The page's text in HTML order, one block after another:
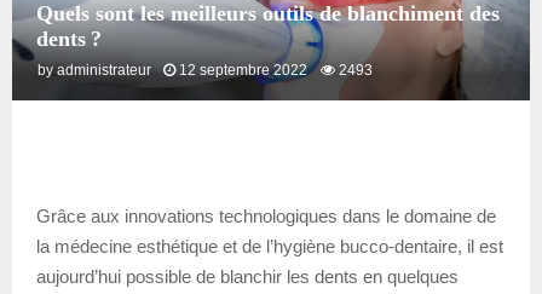
Quels sont les meilleurs outils de blanchiment des
dents ?
byadministrateur 12 septembre 2022 2493
Grâce aux innovations technologiques dans le domaine de
la médecine esthétique et de l’hygiène bucco-dentaire, il est
aujourd’hui possible de blanchir les dents en quelques